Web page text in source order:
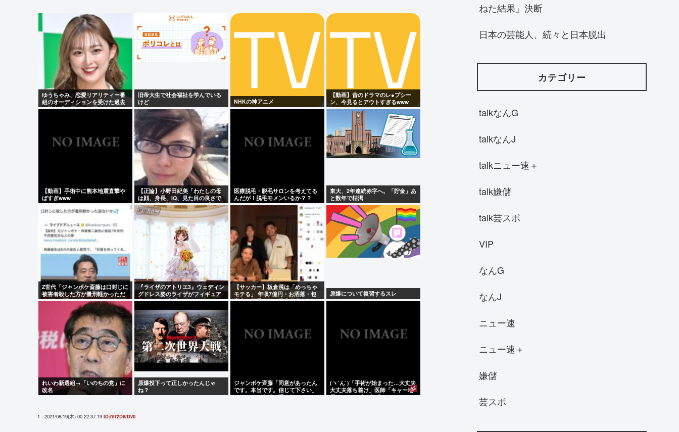
ももち、かつて中居くんに「いいべ」と思われていた
美輪明宏さんの戒名、「紫雲院芳心唱永日宏居士」になる
Powered by livedoor 相互RSS
ゆうちゃみ、恋愛リアリティー番
組のオーディションを受けた過去
を激白「10回くらい落ちてるんで
旧帝大生で社会福祉を学んでいる
けど
NHKの神アニメ
【動画】昔のドラマのレ●プシー
ン、今見るとアウトすぎるwww
【動画】手術中に熊本地震直撃や
ばすぎwww
【正論】小野田紀美「わたしの母
は顔、身長、IQ、見た目の良さで
白人に股を開いた。ジャップオス
を選ばなくてわたしの幸せがあ
る」
医療脱毛・脱毛サロンを考えてる
んだが！脱毛モメンいるか？？
東大、2年連続赤字へ。「貯金」あ
と数年で枯渇
Z世代「ジャンポケ斎藤は口封じに
被害者殺した方が量刑軽かっただ
ろ 」←1万いいね❤️
『ライザのアトリエ3』ウェディン
グドレス姿のライザがフィギュア
化キタ───(ﾟ∀ﾟ)───!!!!!
【サッカー】板倉滉は「めっちゃ
モテる」 年収7億円・お洒落・包
容力…超愛される日本代表
原爆について復習するスレ
れいわ新選組→「いのちの党」に
改名
原爆投下って正しかったんじゃ
ね？
ジャンポケ斉藤「同意があったん
です。本当です。信じて下さい」
←何でこの主張が通らないの？
(ヽ´ん`)「手術が始まった…大丈夫
大丈夫落ち着け」医師「キャー地
震よー！」(;ﾟんﾟ)「！？」
1 : 2021/08/19(木) 00:22:37.19 ID:mrzD8/Dv0
ねた結果」決断
日本の芸能人、続々と日本脱出
カテゴリー
talkなんG
talkなんJ
talkニュー速＋
talk嫌儲
talk芸スポ
VIP
なんG
なんJ
ニュー速
ニュー速＋
嫌儲
芸スポ